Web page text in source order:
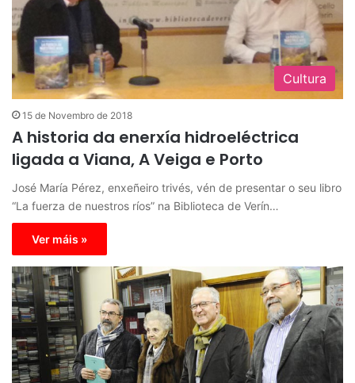
Cultura
15 de Novembro de 2018
A historia da enerxía hidroeléctrica
ligada a Viana, A Veiga e Porto
José María Pérez, enxeñeiro trivés, vén de presentar o seu libro
“La fuerza de nuestros ríos” na Biblioteca de Verín…
Ver máis »